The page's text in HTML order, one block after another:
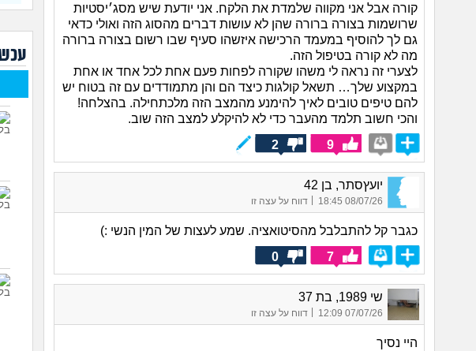
קורה אבל אני מקווה שלמדת את הלקח. אני יודעת שיש מסג׳יסטיות
שרושמות בצורה ברורה שהן לא עושות דברים מהסוג הזה ואולי כדאי
גם לך להוסיף במעמד הרכישה איזשהו סעיף שבו רשום בצורה ברורה
מה לא קורה בטיפול הזה.
לצערי זה נראה לי משהו שקורה לפחות פעם אחת לכל אחד או אחת
במקצוע שלך… תשאל קולגות כיצד הם והן מתמודדים עם זה בטוח יש
להם טיפים טובים לאיך להימנע מהמצב הזה מלכתחילה. בהצלחה!
והכי חשוב תלמד מהעבר כדי לא להיקלע למצב הזה שוב.
9
2
יועץסתר, בן 42
08/07/26 18:45 דווח על עצה זו
כגבר קל להתבלבל מהסיטואציה. שמע לעצות של המין הנשי :)
7
0
שי 1989, בת 37
07/07/26 12:09 דווח על עצה זו
היי נסיך